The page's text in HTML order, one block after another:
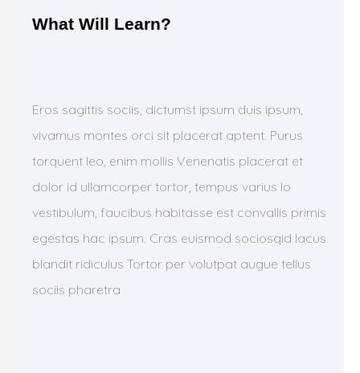
What Will Learn?
Eros sagittis sociis, dictumst ipsum duis ipsum,
vivamus montes orci sit placerat aptent. Purus
torquent leo, enim mollis Venenatis placerat et
dolor id ullamcorper tortor, tempus varius lo
vestibulum, faucibus habitasse est convallis primis
egestas hac ipsum. Cras euismod sociosqid lacus
blandit ridiculus Tortor per volutpat augue tellus
sociis pharetra